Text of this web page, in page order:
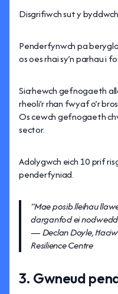
Disgrifiwch sut y
Penderfynwch pa
os oes rhai sy’n parhau i
Sicrhewch gefnogaeth
rheoli’r rhan fwyaf o’r
Os cewch gefnogaeth
sector.
Adolygwch eich 10 prif
penderfyniad.
“Mae posib lleihau
darganfod ei
— Declan Doyle,
Resilience Centre
3. Gwneud